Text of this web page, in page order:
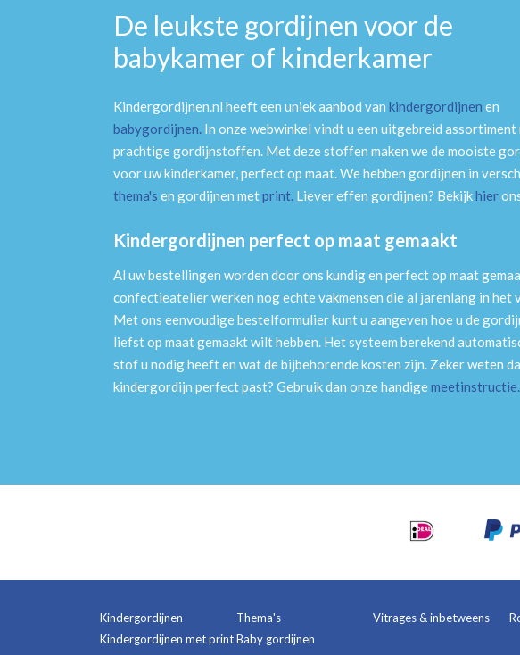
De leukste gordijnen voor de
babykamer of kinderkamer
Kindergordijnen.nl heeft een uniek aanbod van kindergordijnen en
babygordijnen. In onze webwinkel vindt u een uitgebreid assortiment
prachtige gordijnstoffen. Met deze stoffen maken we de mooiste
voor uw kinderkamer, perfect op maat. We hebben gordijnen in
thema's en gordijnen metprint. Liever effen gordijnen? Bekijkhier
Kindergordijnen perfect op maat gemaakt
Al uw bestellingen worden door ons kundig en perfect op maat
confectieatelier werken nog echte vakmensen die al jarenlang in het
Met ons eenvoudige bestelformulier kunt u aangeven hoe u de
liefst op maat gemaakt wilt hebben. Het systeem berekend
stof u nodig heeft en wat de bijbehorende kosten zijn. Zeker weten
kindergordijn perfect past? Gebruik dan onze handigemeetinstructie.
Kindergordijnen
Kindergordijnen met print
Thema's
Baby gordijnen
Vitrages & inbetweens